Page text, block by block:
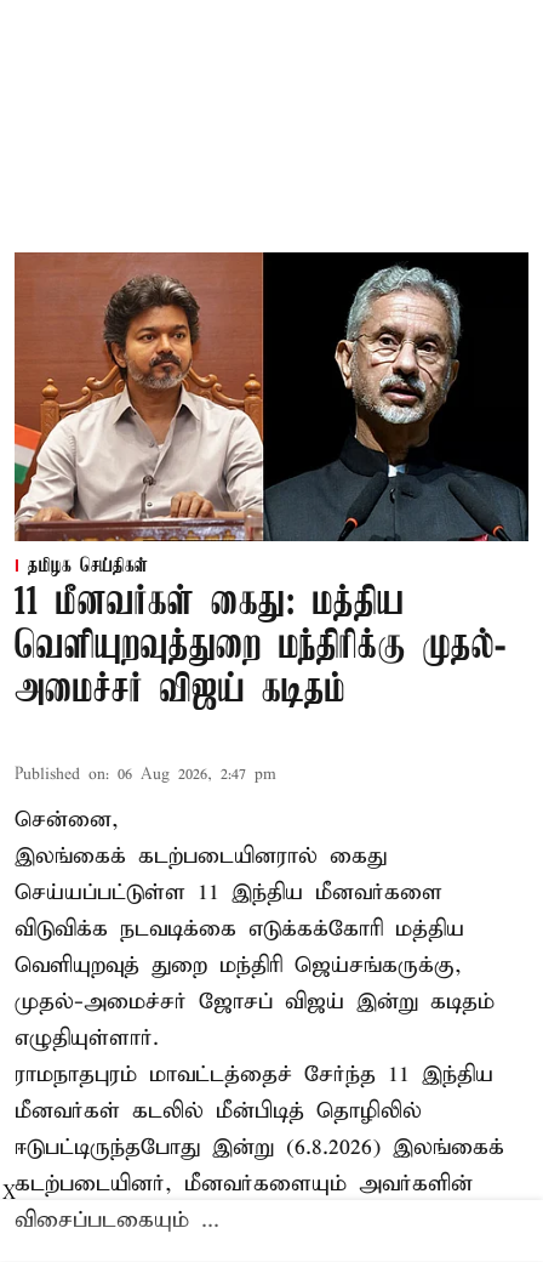
தமிழக செய்திகள்
11 மீனவர்கள் கைது: மத்திய
வெளியுறவுத்துறை மந்திரிக்கு முதல்-
அமைச்சர் விஜய் கடிதம்
Published on: 06 Aug 2026, 2:47 pm
சென்னை,
இலங்கைக் கடற்படையினரால் கைது
செய்யப்பட்டுள்ள 11 இந்திய மீனவர்களை
விடுவிக்க நடவடிக்கை எடுக்கக்கோரி மத்திய
வெளியுறவுத் துறை மந்திரி ஜெய்சங்கருக்கு,
முதல்-அமைச்சர் ஜோசப் விஜய் இன்று கடிதம்
எழுதியுள்ளார்.
ராமநாதபுரம் மாவட்டத்தைச் சேர்ந்த 11 இந்திய
மீனவர்கள் கடலில் மீன்பிடித் தொழிலில்
ஈடுபட்டிருந்தபோது இன்று (6.8.2026) இலங்கைக்
கடற்படையினர், மீனவர்களையும் அவர்களின்
விசைப்படகையும் ...
X